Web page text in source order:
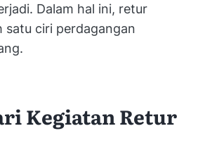
Dalam hal ini, retur
satu ciri perdagangan
Kegiatan Retur